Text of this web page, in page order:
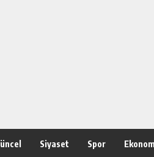
Siyaset Spor